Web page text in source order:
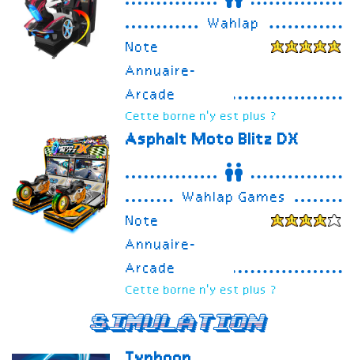
Wahlap
Note
Annuaire-
Arcade
Cette borne n'y est plus ?
Asphalt Moto Blitz DX
Wahlap Games
Note
Annuaire-
Arcade
Cette borne n'y est plus ?
Simulation